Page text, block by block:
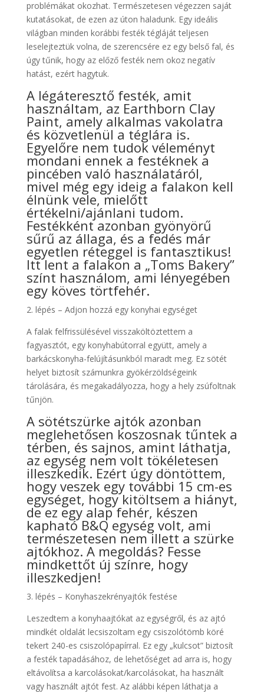
problémákat okozhat. Természetesen végezzen saját
kutatásokat, de ezen az úton haladunk. Egy ideális
világban minden korábbi festék tégláját teljesen
leselejteztük volna, de szerencsére ez egy belső fal, és
úgy tűnik, hogy az előző festék nem okoz negatív
hatást, ezért hagytuk.
A légáteresztő festék, amit
használtam, az Earthborn Clay
Paint, amely alkalmas vakolatra
és közvetlenül a téglára is.
Egyelőre nem tudok véleményt
mondani ennek a festéknek a
pincében való használatáról,
mivel még egy ideig a falakon kell
élnünk vele, mielőtt
értékelni/ajánlani tudom.
Festékként azonban gyönyörű
sűrű az állaga, és a fedés már
egyetlen réteggel is fantasztikus!
Itt lent a falakon a „Toms Bakery”
színt használom, ami lényegében
egy köves törtfehér.
2. lépés – Adjon hozzá egy konyhai egységet
A falak felfrissülésével visszaköltöztettem a
fagyasztót, egy konyhabútorral együtt, amely a
barkácskonyha-felújításunkból maradt meg. Ez sötét
helyet biztosít számunkra gyökérzöldségeink
tárolására, és megakadályozza, hogy a hely zsúfoltnak
tűnjön.
A sötétszürke ajtók azonban
meglehetősen koszosnak tűntek a
térben, és sajnos, amint láthatja,
az egység nem volt tökéletesen
illeszkedik. Ezért úgy döntöttem,
hogy veszek egy további 15 cm-es
egységet, hogy kitöltsem a hiányt,
de ez egy alap fehér, készen
kapható B&Q egység volt, ami
természetesen nem illett a szürke
ajtókhoz. A megoldás? Fesse
mindkettőt új színre, hogy
illeszkedjen!
3. lépés – Konyhaszekrényajtók festése
Leszedtem a konyhaajtókat az egységről, és az ajtó
mindkét oldalát lecsiszoltam egy csiszolótömb köré
tekert 240-es csiszolópapírral. Ez egy „kulcsot” biztosít
a festék tapadásához, de lehetőséget ad arra is, hogy
eltávolítsa a karcolásokat/karcolásokat, ha használt
vagy használt ajtót fest. Az alábbi képen láthatja a